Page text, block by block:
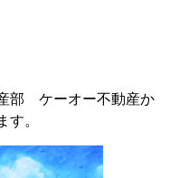
部 ケーオー不動産か
す。